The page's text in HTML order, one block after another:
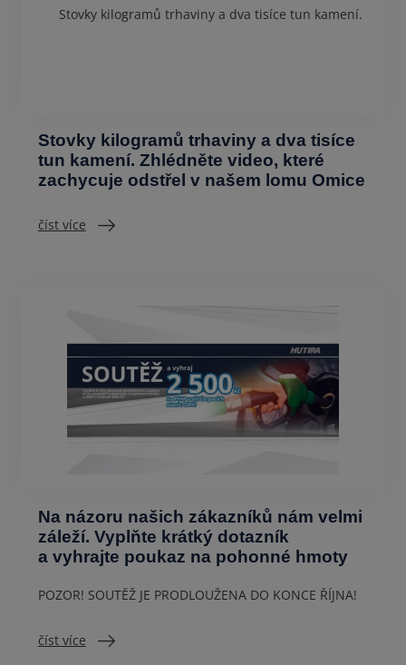
Stovky kilogramů trhaviny a dva tisíce
tun kamení. Zhlédněte video, které
zachycuje odstřel v našem lomu Omice
číst více
Na názoru našich zákazníků nám velmi
záleží. Vyplňte krátký dotazník
a vyhrajte poukaz na pohonné hmoty
POZOR! SOUTĚŽ JE PRODLOUŽENA DO KONCE ŘÍJNA!
číst více